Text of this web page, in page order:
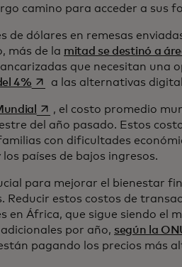
camino para acceder a sus
de dólares en remesas
más de la mitad se destinó a
que necesitan una
4%se abre en una pestaña
a las alternativas
se abre en una pestaña
, el costo promedio
del año pasado. Estos
con dificultades
países de bajos ingresos.
para mejorar el bienestar
Reducir estos costos de
en África, que sigue siendo el
por año, según la
pagando los precios más